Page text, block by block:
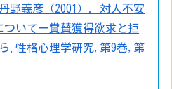
野義彦（2001）．対人不安
ついてー賞賛獲得欲求と拒
.性格心理学研究,第9巻,第